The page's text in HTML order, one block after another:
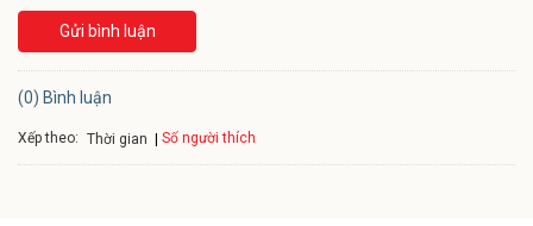
Gửi bình luận
(0) Bình luận
Xếp theo: Thời gian Số người thích